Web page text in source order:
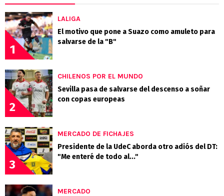
1
LALIGA
El motivo que pone a Suazo como amuleto para
salvarse de la "B"
2
CHILENOS POR EL MUNDO
Sevilla pasa de salvarse del descenso a soñar
con copas europeas
3
MERCADO DE FICHAJES
Presidente de la UdeC aborda otro adiós del DT:
"Me enteré de todo al..."
MERCADO